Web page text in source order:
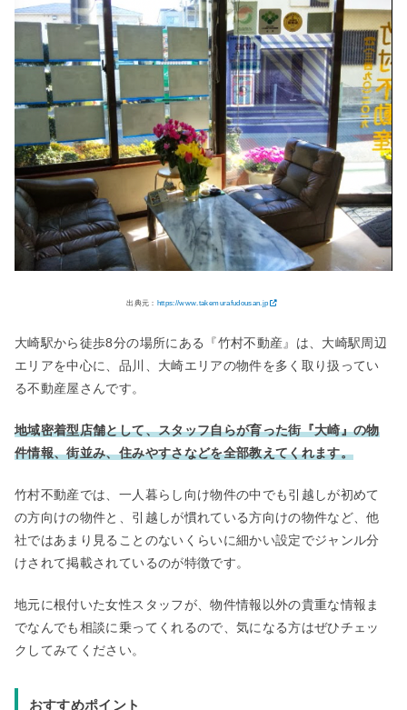
出典元： https://www.takemurafudousan.jp
大崎駅から徒歩8分の場所にある『竹村不動産』は、大崎駅周辺
エリアを中心に、品川、大崎エリアの物件を多く取り扱ってい
る不動産屋さんです。
地域密着型店舗として、スタッフ自らが育った街『大崎』の物
件情報、街並み、住みやすさなどを全部教えてくれます。
竹村不動産では、一人暮らし向け物件の中でも引越しが初めて
の方向けの物件と、引越しが慣れている方向けの物件など、他
社ではあまり見ることのないくらいに細かい設定でジャンル分
けされて掲載されているのが特徴です。
地元に根付いた女性スタッフが、物件情報以外の貴重な情報ま
でなんでも相談に乗ってくれるので、気になる方はぜひチェッ
クしてみてください。
おすすめポイント